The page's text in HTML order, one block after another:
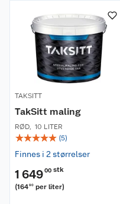
TAKSITT
TakSitt maling
RØD, 10 LITER
☆☆☆☆☆ (5)
Finnes i 2 størrelser
1 64900 stk
(16490 per liter)
Kundeservice
Butikker
Kontakt oss
Retur- og angrerett
Reklamasjon
Ofte stilte spørsmål
Nyheter
Våre merkevarer
Våre kjeder
Kjøpsvilkår
Personvern
Cookies
Lavprisløfte
Åpent kjøp
Hageinspirasjon
Oppussing med utemaling
Oppussing med innemaling